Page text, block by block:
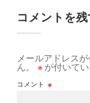
コメントを残
メールアドレス
ん。
※ が付いて
コメント ※